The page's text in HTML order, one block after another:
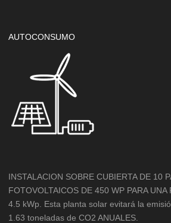
AUTOCONSUMO
INSTALACION SOBRE CUBIERTA DE 10
FOTOVOLTAICOS DE 450 WP PARA UNA
4.5 kWp. Esta planta solar evitará la
1.63 toneladas de CO2 ANUALES.